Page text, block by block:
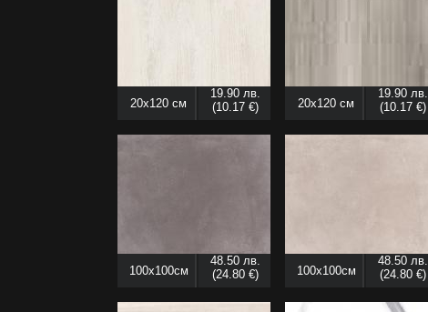
20x120 см
19.90 лв.
(10.17 €)
20x120 см
19.90 лв.
(10.17 €)
100x100см
48.50 лв.
(24.80 €)
100x100см
48.50 лв.
(24.80 €)